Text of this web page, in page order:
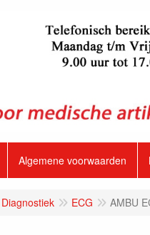
Algemene voorwaarden
Diagnostiek ECG AMBU